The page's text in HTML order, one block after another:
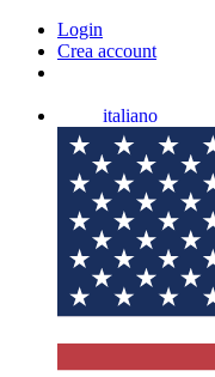
Login
Crea account
italiano